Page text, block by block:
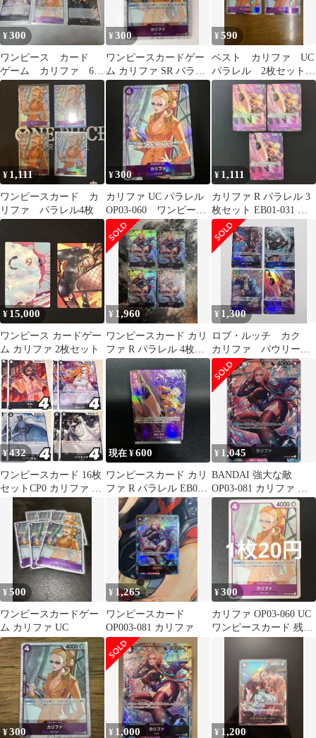
¥300
ワンピース カード
ゲーム カリファ 6枚
セット ONE PIECE
¥300
ワンピースカードゲー
ム カリファ SR パラレ
ル
¥590
ベスト カリファ UC
パラレル 2枚セット
ワンピースカード
¥ 1,111
ワンピースカード カ
リファ パラレル4枚
¥300
カリファ UC パラレル
OP03-060 ワンピース
カードゲーム 残3
¥ 1,111
カリファ R パラレル 3
枚セット EB01-031 ワ
ンピース カード
¥ 15,000
ワンピース カードゲー
ム カリファ 2枚セット
¥ 1,960
ワンピースカード カリ
ファ R パラレル 4枚
op03 強大な敵 2
¥ 1,300
ロブ・ルッチ カク
カリファ パウリー
パラレル ワンピース
カード 4枚セット
¥432
ワンピースカード 16枚
セットCP0 カリファ ス
パンダム 黒 500年後の
現在 ¥600
ワンピースカード カリ
ファ R パラレル EB01-
031
¥ 1,045
BANDAI 強大な敵
OP03-081 カリファ パ
ラレルR
¥500
ワンピースカードゲー
ム カリファ UC
¥ 1,265
ワンピースカード
OP003-081 カリファ
¥300
カリファ OP03-060 UC
ワンピースカード 残り
¥300 ¥ 1,000 ¥ 1,200